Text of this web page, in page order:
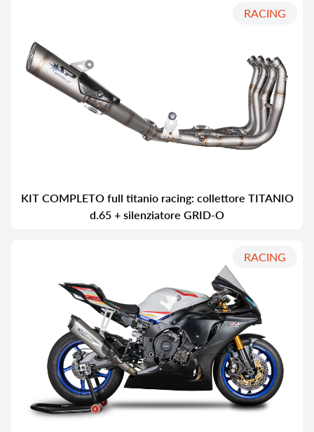
RACING
KIT COMPLETO full titanio racing: collettore TITANIO
d.65 + silenziatore GRID-O
RACING